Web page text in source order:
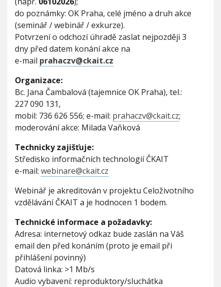
do poznámky: OK Praha, celé jméno a druh akce
(seminář / webinář / exkurze).
Potvrzení o odchozí úhradě zaslat nejpozději 3
dny před datem konání akce na
e-mail prahaczv@ckait.cz
Organizace:
Bc. Jana Čambalová (tajemnice OK Praha), tel.:
227 090 131,
mobil: 736 626 556; e-mail: prahaczv@ckait.cz;
moderování akce: Milada Vaňková
Technicky zajišťuje:
Středisko informačních technologií ČKAIT
e-mail: webinare@ckait.cz
Webinář je akreditován v projektu Celoživotního
vzdělávání ČKAIT a je hodnocen 1 bodem.
Technické informace a požadavky:
Adresa: internetový odkaz bude zaslán na Váš
email den před konáním (proto je email při
přihlášení povinný)
Datová linka: >1 Mb/s
Audio vybavení: reproduktory/sluchátka